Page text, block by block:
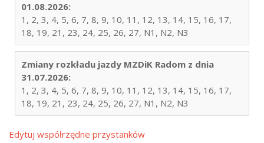
01.08.2026:
1, 2, 3, 4, 5, 6, 7, 8, 9, 10, 11, 12, 13, 14, 15, 16, 17,
18, 19, 21, 23, 24, 25, 26, 27, N1, N2, N3
Zmiany rozkładu jazdy MZDiK Radom z dnia
31.07.2026:
1, 2, 3, 4, 5, 6, 7, 8, 9, 10, 11, 12, 13, 14, 15, 16, 17,
18, 19, 21, 23, 24, 25, 26, 27, N1, N2, N3
Edytuj współrzędne przystanków